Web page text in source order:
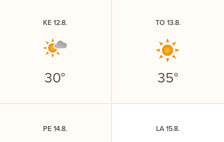
KE 12.8.
30°
TO 13.8.
35°
PE 14.8. LA 15.8.